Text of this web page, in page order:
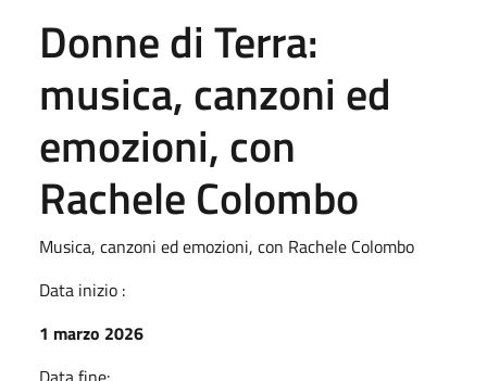
Donne di Terra:
musica, canzoni ed
emozioni, con
Rachele Colombo
Musica, canzoni ed emozioni, con Rachele Colombo
Data inizio :
1 marzo 2026